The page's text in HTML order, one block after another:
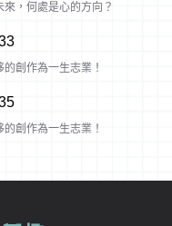
，何處是心的方向？
創作為一生志業！
創作為一生志業！